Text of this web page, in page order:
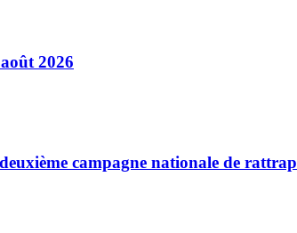
2026
campagne nationale de